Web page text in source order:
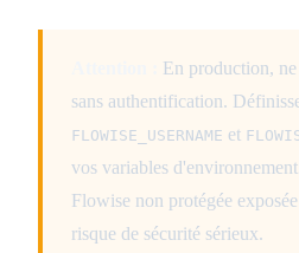
En production,
sans authentification.
FLOWISE_USERNAME et
vos variables
Flowise non protégée
risque de sécurité sérieux.